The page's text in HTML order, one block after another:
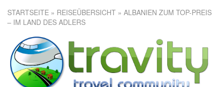
STARTSEITE » REISEÜBERSICHT » ALBANIEN ZUM TOP-PREIS
– IM LAND DES ADLERS